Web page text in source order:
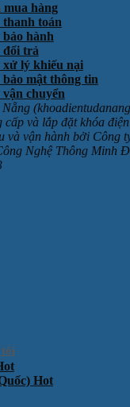
hàng
thanh toán
hành
đổi trả
xử lý khiếu nại
mật thông tin
chuyển
cấp và lắp đặt khóa
và vận hành bởi Công
Nghệ Thông Minh
tôi